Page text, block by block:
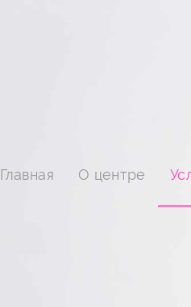
Главная О центре